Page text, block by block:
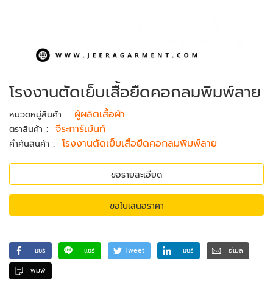
โรงงานตัดเย็บเสื้อยืดคอกลมพิมพ์ลาย
หมวดหมู่สินค้า : ผู้ผลิตเสื้อผ้า
ตราสินค้า : จีระการ์เม้นท์
คำค้นสินค้า : โรงงานตัดเย็บเสื้อยืดคอกลมพิมพ์ลาย
ขอรายละเอียด
ขอใบเสนอราคา
แชร์ แชร์ Tweet แชร์
อีเมล
พิมพ์